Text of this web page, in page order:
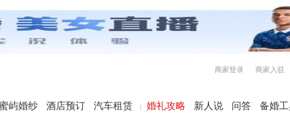
商家登录 商家入驻
屿婚纱 酒店预订 汽车租赁 婚礼攻略 新人说 问答 备婚